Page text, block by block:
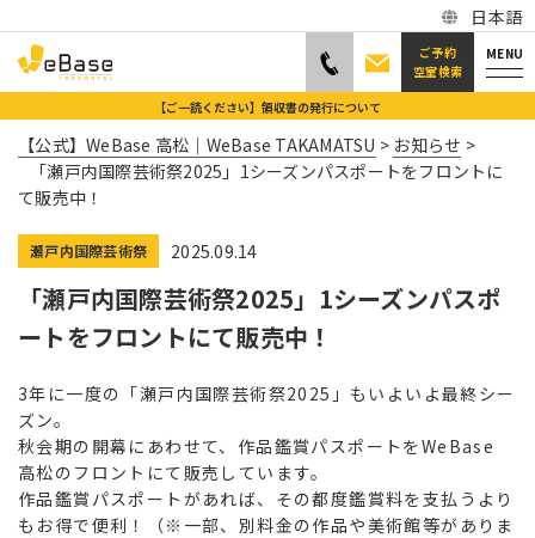
日本語
MENU
ご予約
空室検索
【ご一読ください】領収書の発行について
【公式】WeBase 高松｜WeBase TAKAMATSU > お知らせ >
「瀬戸内国際芸術祭2025」1シーズンパスポートをフロントに
て販売中！
瀬戸内国際芸術祭 2025.09.14
「瀬戸内国際芸術祭2025」1シーズンパスポ
ートをフロントにて販売中！
3年に一度の「瀬戸内国際芸術祭2025」もいよいよ最終シー
ズン。
秋会期の開幕にあわせて、作品鑑賞パスポートをWeBase
高松のフロントにて販売しています。
作品鑑賞パスポートがあれば、その都度鑑賞料を支払うより
もお得で便利！（※一部、別料金の作品や美術館等がありま